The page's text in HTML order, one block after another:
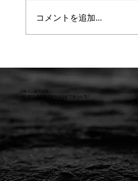
らせ
コメントを追加…
小林ゴム株式会社
441-8016 愛知県豊橋市新栄町字東小向76-1
TEL:0532-31-4646
FAX:0532-32-6810